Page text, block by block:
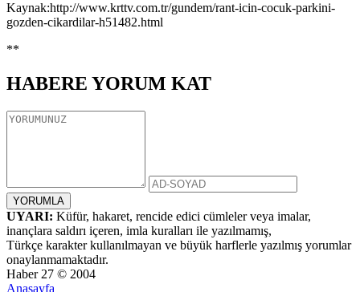
Kaynak:http://www.krttv.com.tr/gundem/rant-icin-cocuk-parkini-
gozden-cikardilar-h51482.html
**
HABERE YORUM KAT
UYARI: Küfür, hakaret, rencide edici cümleler veya imalar,
inançlara saldırı içeren, imla kuralları ile yazılmamış,
Türkçe karakter kullanılmayan ve büyük harflerle yazılmış yorumlar
onaylanmamaktadır.
Haber 27 © 2004
Anasayfa